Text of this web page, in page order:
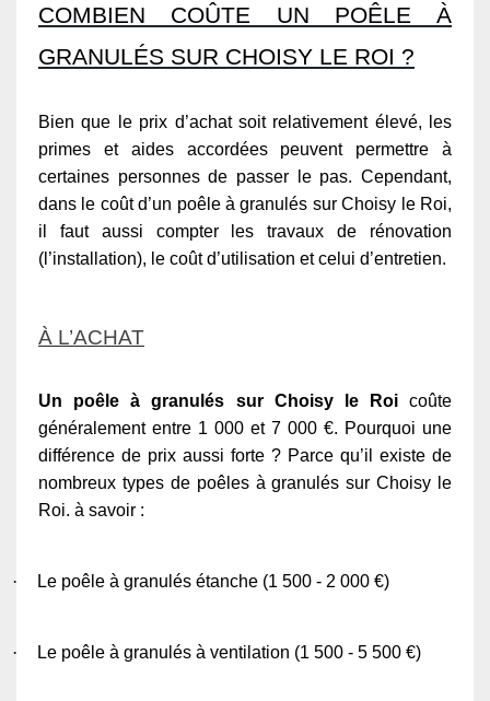
COMBIEN COÛTE UN POÊLE À
GRANULÉS SUR CHOISY LE ROI ?
Bien que le prix d’achat soit relativement élevé, les
primes et aides accordées peuvent permettre à
certaines personnes de passer le pas. Cependant,
dans le coût d’un poêle à granulés sur Choisy le Roi,
il faut aussi compter les travaux de rénovation
(l’installation), le coût d’utilisation et celui d’entretien.
À L’ACHAT
Un poêle à granulés sur Choisy le Roicoûte
généralement entre 1 000 et 7 000 €. Pourquoi une
différence de prix aussi forte ? Parce qu’il existe de
nombreux types de poêles à granulés sur Choisy le
Roi. à savoir :
· Le poêle à granulés étanche (1 500 - 2 000 €)
· Le poêle à granulés à ventilation (1 500 - 5 500 €)